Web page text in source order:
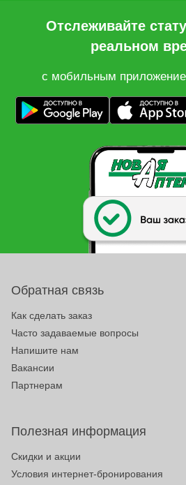
Отслеживайте
реальном
с мобильным
Обратная связь
Как сделать заказ
Часто задаваемые вопросы
Напишите нам
Вакансии
Партнерам
Полезная информация
Скидки и акции
Условия интернет-бронирования